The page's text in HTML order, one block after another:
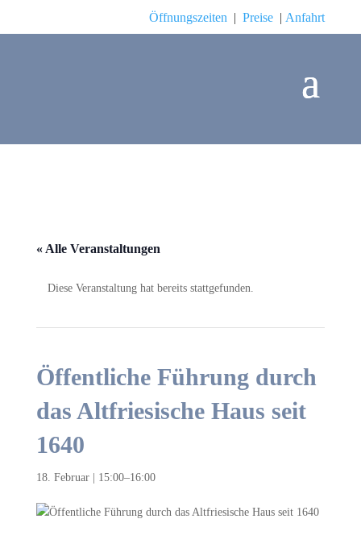
Öffnungszeiten | Preise | Anfahrt
« Alle Veranstaltungen
Diese Veranstaltung hat bereits stattgefunden.
Öffentliche Führung durch
das Altfriesische Haus seit
1640
18. Februar | 15:00–16:00